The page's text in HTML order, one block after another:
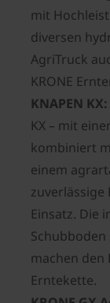
mit
diversen
AgriTruck
KRONE
KNAPEN KX:
KX – mit
kombiniert
einem
Einsatz. Die
machen den
Erntekette.